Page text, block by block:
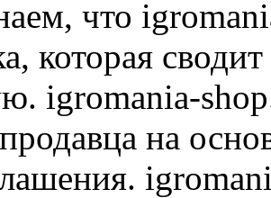
что
которая
igromania-
на